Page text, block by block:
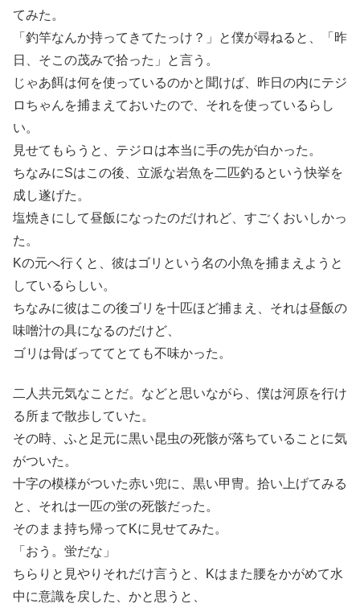
てみた。
「釣竿なんか持ってきてたっけ？」と僕が尋ねると、「昨
日、そこの茂みで拾った」と言う。
じゃあ餌は何を使っているのかと聞けば、昨日の内にテジ
ロちゃんを捕まえておいたので、それを使っているらし
い。
見せてもらうと、テジロは本当に手の先が白かった。
ちなみにSはこの後、立派な岩魚を二匹釣るという快挙を
成し遂げた。
塩焼きにして昼飯になったのだけれど、すごくおいしかっ
た。
Kの元へ行くと、彼はゴリという名の小魚を捕まえようと
しているらしい。
ちなみに彼はこの後ゴリを十匹ほど捕まえ、それは昼飯の
味噌汁の具になるのだけど、
ゴリは骨ばっててとても不味かった。
二人共元気なことだ。などと思いながら、僕は河原を行け
る所まで散歩していた。
その時、ふと足元に黒い昆虫の死骸が落ちていることに気
がついた。
十字の模様がついた赤い兜に、黒い甲冑。拾い上げてみる
と、それは一匹の蛍の死骸だった。
そのまま持ち帰ってKに見せてみた。
「おう。蛍だな」
ちらりと見やりそれだけ言うと、Kはまた腰をかがめて水
中に意識を戻した、かと思うと、